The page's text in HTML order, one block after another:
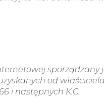
od
i następnych K.C.